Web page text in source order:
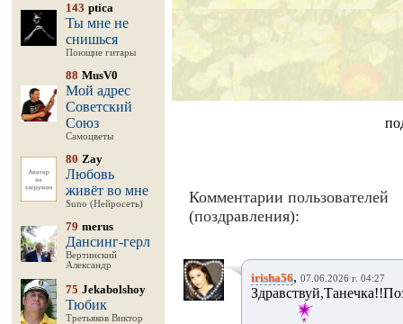
143 ptica
Ты мне не
снишься
Поющие гитары
88 MusV0
Мой адрес
Советский
Союз
Самоцветы
80 Zay
Любовь
живёт во мне
Suno (Нейросеть)
79 merus
Дансинг-герл
Вертинский
Александр
75 Jekabolshoy
Тюбик
Третьяков Виктор
Комментарии пользователей
(поздравления):
irisha56, 07.06.2026 г. 04:27